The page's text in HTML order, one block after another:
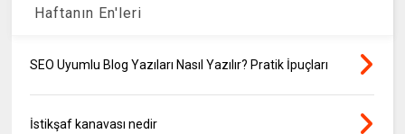
Haftanın En'leri
SEO Uyumlu Blog Yazıları Nasıl Yazılır? Pratik İpuçları
İstikşaf kanavası nedir